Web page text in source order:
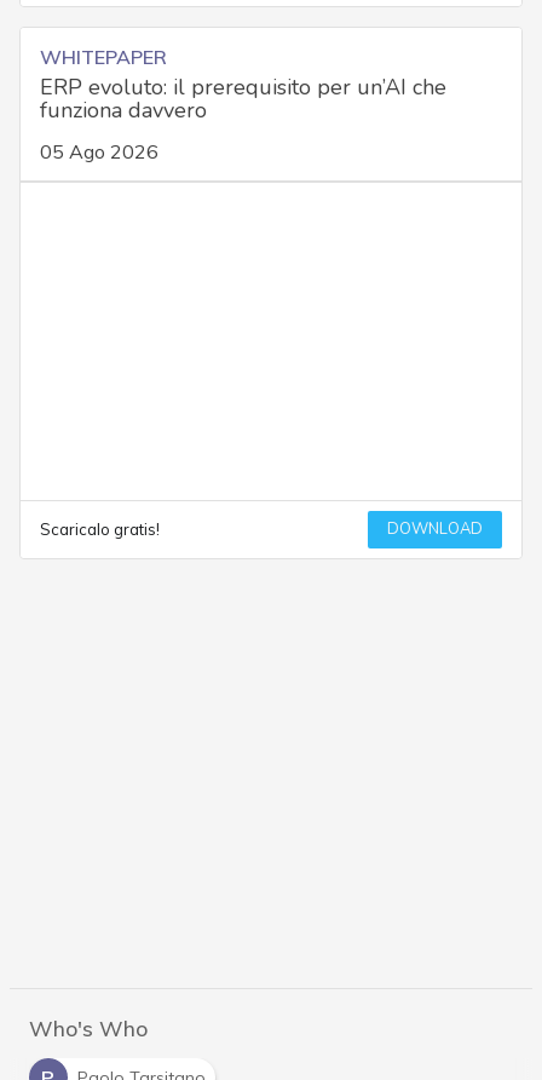
WHITEPAPER
ERP evoluto: il prerequisito per un’AI che
funziona davvero
05 Ago 2026
Scaricalo gratis! DOWNLOAD
Who's Who